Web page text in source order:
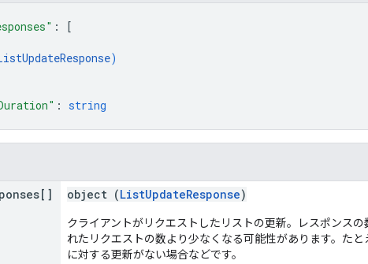
:
[
)
: string
object (ListUpdateResponse)
クライアントがリクエストしたリストの更新。レスポンス
れたリクエストの数より少なくなる可能性があります。た
に対する更新がない場合などです。